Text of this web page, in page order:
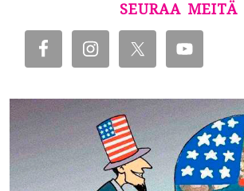
SEURAA MEITÄ